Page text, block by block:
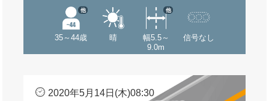
35～44歳
他
晴
幅5.5～
9.0m
他
信号なし
2020年5月14日(木)08:30